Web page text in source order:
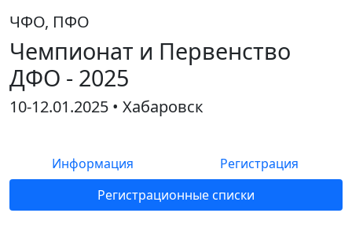
ЧФО, ПФО
Чемпионат и Первенство
ДФО - 2025
10-12.01.2025 • Хабаровск
Информация
Регистрация
Регистрационные списки